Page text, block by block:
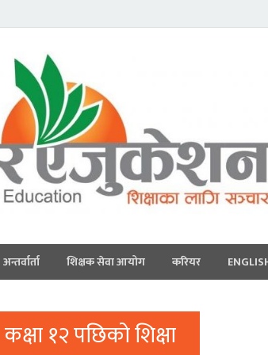
अन्तर्वार्ता शिक्षक सेवा आयोग करियर
कक्षा १२ पछिको शिक्षा